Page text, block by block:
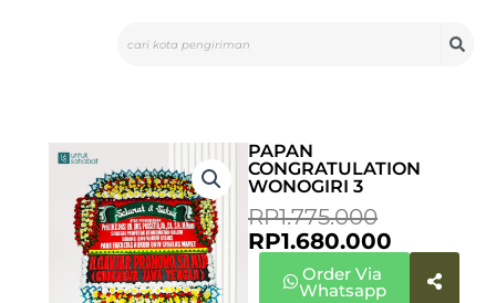
PAPAN
CONGRATULATION
WONOGIRI 3
RP1.775.000
PRICE
RP1.680.000
Order Via
Whatsapp